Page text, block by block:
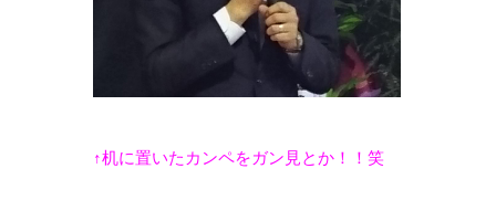
↑机に置いたカンペをガン見とか！！笑